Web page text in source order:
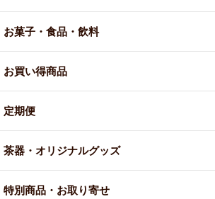
お菓子・食品・飲料
お買い得商品
定期便
茶器・オリジナルグッズ
特別商品・お取り寄せ